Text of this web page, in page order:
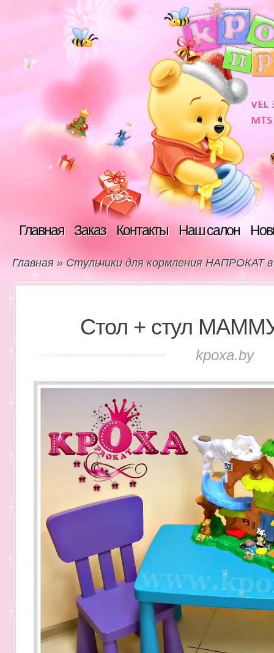
Главная Заказ Контакты Наш салон
Главная » Стульчики для кормления НАПРОКАТ
Стол + стул
kpoxa.by